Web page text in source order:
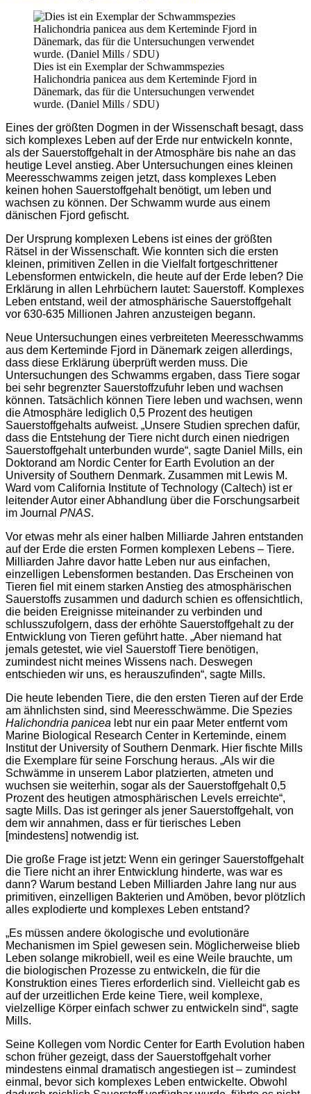
Dies ist ein Exemplar der Schwammspezies
Halichondria panicea aus dem Kerteminde Fjord in
Dänemark, das für die Untersuchungen verwendet
wurde. (Daniel Mills / SDU)
Eines der größten Dogmen in der Wissenschaft besagt, dass
sich komplexes Leben auf der Erde nur entwickeln konnte,
als der Sauerstoffgehalt in der Atmosphäre bis nahe an das
heutige Level anstieg. Aber Untersuchungen eines kleinen
Meeresschwamms zeigen jetzt, dass komplexes Leben
keinen hohen Sauerstoffgehalt benötigt, um leben und
wachsen zu können. Der Schwamm wurde aus einem
dänischen Fjord gefischt.
Der Ursprung komplexen Lebens ist eines der größten
Rätsel in der Wissenschaft. Wie konnten sich die ersten
kleinen, primitiven Zellen in die Vielfalt fortgeschrittener
Lebensformen entwickeln, die heute auf der Erde leben? Die
Erklärung in allen Lehrbüchern lautet: Sauerstoff. Komplexes
Leben entstand, weil der atmosphärische Sauerstoffgehalt
vor 630-635 Millionen Jahren anzusteigen begann.
Neue Untersuchungen eines verbreiteten Meeresschwamms
aus dem Kerteminde Fjord in Dänemark zeigen allerdings,
dass diese Erklärung überprüft werden muss. Die
Untersuchungen des Schwamms ergaben, dass Tiere sogar
bei sehr begrenzter Sauerstoffzufuhr leben und wachsen
können. Tatsächlich können Tiere leben und wachsen, wenn
die Atmosphäre lediglich 0,5 Prozent des heutigen
Sauerstoffgehalts aufweist. „Unsere Studien sprechen dafür,
dass die Entstehung der Tiere nicht durch einen niedrigen
Sauerstoffgehalt unterbunden wurde“, sagte Daniel Mills, ein
Doktorand am Nordic Center for Earth Evolution an der
University of Southern Denmark. Zusammen mit Lewis M.
Ward vom California Institute of Technology (Caltech) ist er
leitender Autor einer Abhandlung über die Forschungsarbeit
im Journal PNAS.
Vor etwas mehr als einer halben Milliarde Jahren entstanden
auf der Erde die ersten Formen komplexen Lebens – Tiere.
Milliarden Jahre davor hatte Leben nur aus einfachen,
einzelligen Lebensformen bestanden. Das Erscheinen von
Tieren fiel mit einem starken Anstieg des atmosphärischen
Sauerstoffs zusammen und dadurch schien es offensichtlich,
die beiden Ereignisse miteinander zu verbinden und
schlusszufolgern, dass der erhöhte Sauerstoffgehalt zu der
Entwicklung von Tieren geführt hatte. „Aber niemand hat
jemals getestet, wie viel Sauerstoff Tiere benötigen,
zumindest nicht meines Wissens nach. Deswegen
entschieden wir uns, es herauszufinden“, sagte Mills.
Die heute lebenden Tiere, die den ersten Tieren auf der Erde
am ähnlichsten sind, sind Meeresschwämme. Die Spezies
Halichondria panicea lebt nur ein paar Meter entfernt vom
Marine Biological Research Center in Kerteminde, einem
Institut der University of Southern Denmark. Hier fischte Mills
die Exemplare für seine Forschung heraus. „Als wir die
Schwämme in unserem Labor platzierten, atmeten und
wuchsen sie weiterhin, sogar als der Sauerstoffgehalt 0,5
Prozent des heutigen atmosphärischen Levels erreichte“,
sagte Mills. Das ist geringer als jener Sauerstoffgehalt, von
dem wir annahmen, dass er für tierisches Leben
[mindestens] notwendig ist.
Die große Frage ist jetzt: Wenn ein geringer Sauerstoffgehalt
die Tiere nicht an ihrer Entwicklung hinderte, was war es
dann? Warum bestand Leben Milliarden Jahre lang nur aus
primitiven, einzelligen Bakterien und Amöben, bevor plötzlich
alles explodierte und komplexes Leben entstand?
„Es müssen andere ökologische und evolutionäre
Mechanismen im Spiel gewesen sein. Möglicherweise blieb
Leben solange mikrobiell, weil es eine Weile brauchte, um
die biologischen Prozesse zu entwickeln, die für die
Konstruktion eines Tieres erforderlich sind. Vielleicht gab es
auf der urzeitlichen Erde keine Tiere, weil komplexe,
vielzellige Körper einfach schwer zu entwickeln sind“, sagte
Mills.
Seine Kollegen vom Nordic Center for Earth Evolution haben
schon früher gezeigt, dass der Sauerstoffgehalt vorher
mindestens einmal dramatisch angestiegen ist – zumindest
einmal, bevor sich komplexes Leben entwickelte. Obwohl